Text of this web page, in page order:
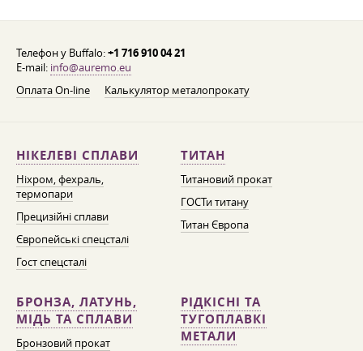
Телефон у Buffalo:+1 716 910 04 21
E-mail: info@auremo.eu
Оплата On-line
Калькулятор металопрокату
НІКЕЛЕВІ СПЛАВИ
Ніхром, фехраль,
термопари
Прецизійні сплави
Європейські спецсталі
Гост спецсталі
ТИТАН
Титановий прокат
ГОСТи титану
Титан Європа
БРОНЗА, ЛАТУНЬ,
МІДЬ ТА СПЛАВИ
Бронзовий прокат
РІДКІСНІ ТА
ТУГОПЛАВКІ
МЕТАЛИ